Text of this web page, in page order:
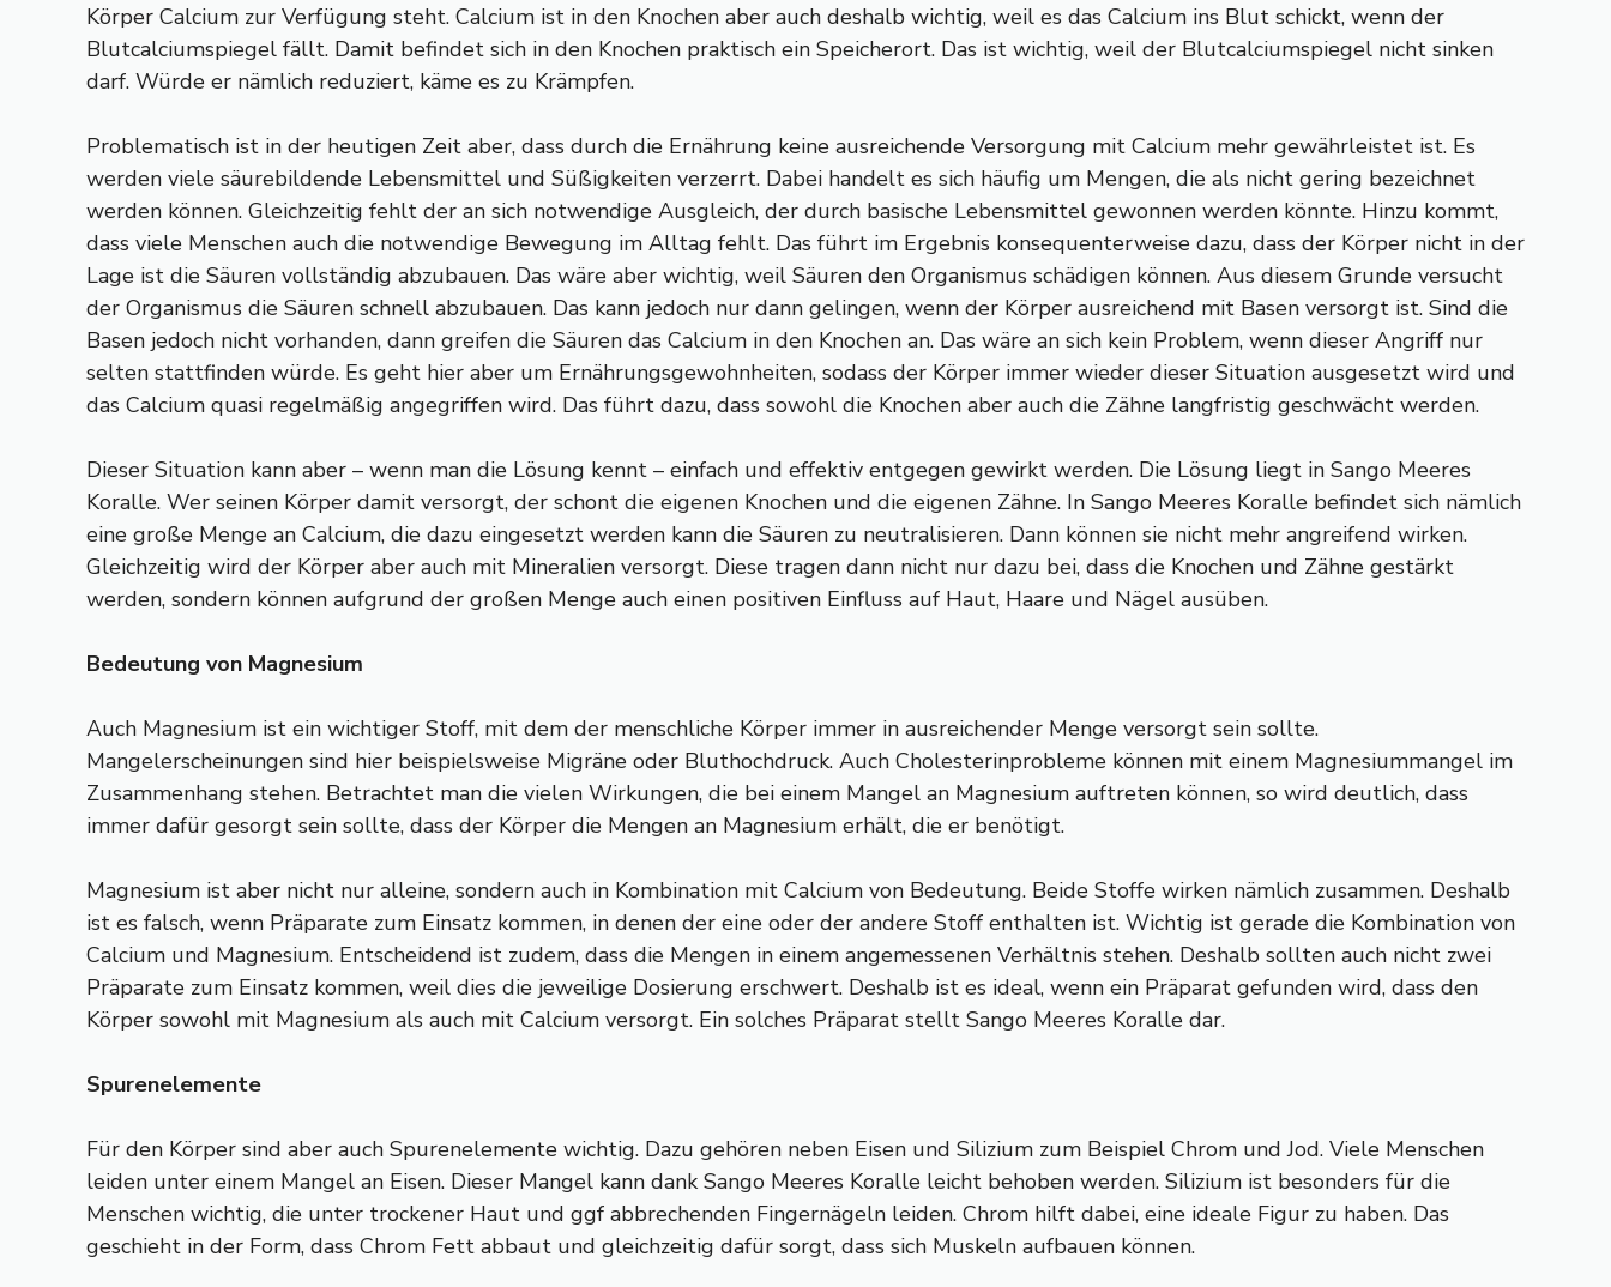
Körper Calcium zur Verfügung steht. Calcium ist in den Knochen aber auch deshalb wichtig, weil es das Calcium ins Blut schickt, wenn der
Blutcalciumspiegel fällt. Damit befindet sich in den Knochen praktisch ein Speicherort. Das ist wichtig, weil der Blutcalciumspiegel nicht sinken
darf. Würde er nämlich reduziert, käme es zu Krämpfen.
Problematisch ist in der heutigen Zeit aber, dass durch die Ernährung keine ausreichende Versorgung mit Calcium mehr gewährleistet ist. Es
werden viele säurebildende Lebensmittel und Süßigkeiten verzerrt. Dabei handelt es sich häufig um Mengen, die als nicht gering bezeichnet
werden können. Gleichzeitig fehlt der an sich notwendige Ausgleich, der durch basische Lebensmittel gewonnen werden könnte. Hinzu kommt,
dass viele Menschen auch die notwendige Bewegung im Alltag fehlt. Das führt im Ergebnis konsequenterweise dazu, dass der Körper nicht in der
Lage ist die Säuren vollständig abzubauen. Das wäre aber wichtig, weil Säuren den Organismus schädigen können. Aus diesem Grunde versucht
der Organismus die Säuren schnell abzubauen. Das kann jedoch nur dann gelingen, wenn der Körper ausreichend mit Basen versorgt ist. Sind die
Basen jedoch nicht vorhanden, dann greifen die Säuren das Calcium in den Knochen an. Das wäre an sich kein Problem, wenn dieser Angriff nur
selten stattfinden würde. Es geht hier aber um Ernährungsgewohnheiten, sodass der Körper immer wieder dieser Situation ausgesetzt wird und
das Calcium quasi regelmäßig angegriffen wird. Das führt dazu, dass sowohl die Knochen aber auch die Zähne langfristig geschwächt werden.
Dieser Situation kann aber – wenn man die Lösung kennt – einfach und effektiv entgegen gewirkt werden. Die Lösung liegt in Sango Meeres
Koralle. Wer seinen Körper damit versorgt, der schont die eigenen Knochen und die eigenen Zähne. In Sango Meeres Koralle befindet sich nämlich
eine große Menge an Calcium, die dazu eingesetzt werden kann die Säuren zu neutralisieren. Dann können sie nicht mehr angreifend wirken.
Gleichzeitig wird der Körper aber auch mit Mineralien versorgt. Diese tragen dann nicht nur dazu bei, dass die Knochen und Zähne gestärkt
werden, sondern können aufgrund der großen Menge auch einen positiven Einfluss auf Haut, Haare und Nägel ausüben.
Bedeutung von Magnesium
Auch Magnesium ist ein wichtiger Stoff, mit dem der menschliche Körper immer in ausreichender Menge versorgt sein sollte.
Mangelerscheinungen sind hier beispielsweise Migräne oder Bluthochdruck. Auch Cholesterinprobleme können mit einem Magnesiummangel im
Zusammenhang stehen. Betrachtet man die vielen Wirkungen, die bei einem Mangel an Magnesium auftreten können, so wird deutlich, dass
immer dafür gesorgt sein sollte, dass der Körper die Mengen an Magnesium erhält, die er benötigt.
Magnesium ist aber nicht nur alleine, sondern auch in Kombination mit Calcium von Bedeutung. Beide Stoffe wirken nämlich zusammen. Deshalb
ist es falsch, wenn Präparate zum Einsatz kommen, in denen der eine oder der andere Stoff enthalten ist. Wichtig ist gerade die Kombination von
Calcium und Magnesium. Entscheidend ist zudem, dass die Mengen in einem angemessenen Verhältnis stehen. Deshalb sollten auch nicht zwei
Präparate zum Einsatz kommen, weil dies die jeweilige Dosierung erschwert. Deshalb ist es ideal, wenn ein Präparat gefunden wird, dass den
Körper sowohl mit Magnesium als auch mit Calcium versorgt. Ein solches Präparat stellt Sango Meeres Koralle dar.
Spurenelemente
Für den Körper sind aber auch Spurenelemente wichtig. Dazu gehören neben Eisen und Silizium zum Beispiel Chrom und Jod. Viele Menschen
leiden unter einem Mangel an Eisen. Dieser Mangel kann dank Sango Meeres Koralle leicht behoben werden. Silizium ist besonders für die
Menschen wichtig, die unter trockener Haut und ggf abbrechenden Fingernägeln leiden. Chrom hilft dabei, eine ideale Figur zu haben. Das
geschieht in der Form, dass Chrom Fett abbaut und gleichzeitig dafür sorgt, dass sich Muskeln aufbauen können.